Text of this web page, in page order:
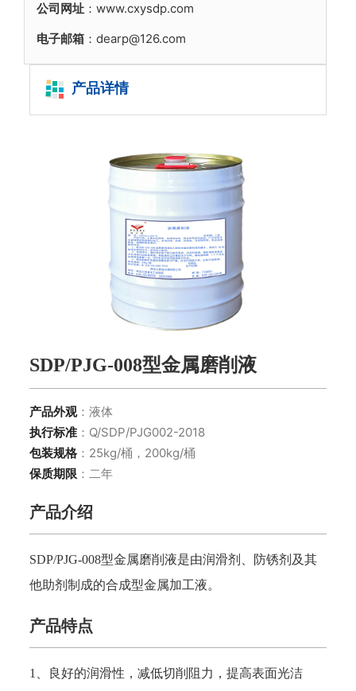
公司网址 ：www.cxysdp.com
电子邮箱 ：dearp@126.com
产品详情
SDP/PJG-008型金属磨削液
产品外观：液体
执行标准 ：Q/SDP/PJG002-2018
包装规格：25kg/桶，200kg/桶
保质期限 ：二年
产品介绍
SDP/PJG-008型金属磨削液是由润滑剂、防锈剂及其
他助剂制成的合成型金属加工液。
产品特点
1、
良好的润滑性，减低切削阻力，提高表面光洁